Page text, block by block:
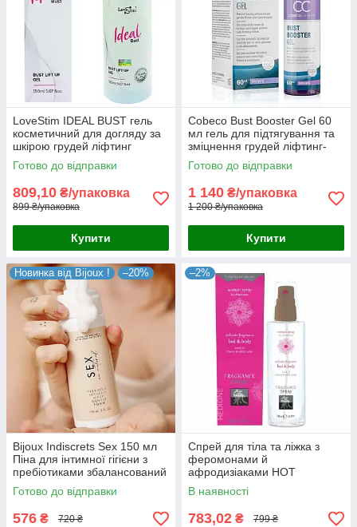
LoveStim IDEAL BUST гель
косметичний для догляду за
шкірою грудей ліфтинг
підвищення пружності та
збільшення обсягу push-up
Готово до відправки
809,10 ₴/упаковка
899 ₴/упаковка
Купити
Cobeco Bust Booster Gel 60
мл гель для підтягування та
зміцнення грудей ліфтинг-
ефект натуральні
компоненти Нідерланди
Готово до відправки
1 140 ₴/упаковка
1 200 ₴/упаковка
Купити
Новинка від Bijoux ! –20%
Bijoux Indiscrets Sex 150 мл
Піна для інтимної гігієни з
пребіотиками збалансований
і заспокійливий ефект Іспанія
Готово до відправки
576 ₴ 720 ₴
–2%
Спрей для тіла та ліжка з
феромонами й
афродизіаками HOT
Fragrance Вишня та білий
лотос, 100 мл
В наявності
783,02 ₴ 799 ₴